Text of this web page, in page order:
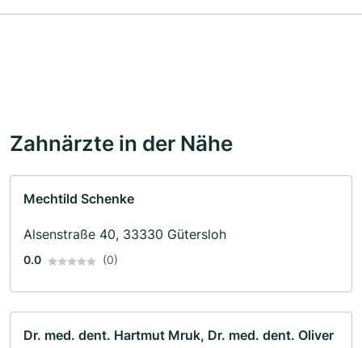
Zahnärzte in der Nähe
Mechtild Schenke
Alsenstraße 40, 33330 Gütersloh
0.0 (0)
Dr. med. dent. Hartmut Mruk, Dr. med. dent. Oliver